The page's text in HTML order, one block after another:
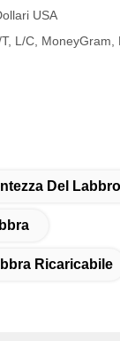
USA
L/C, MoneyGram,
Del Labbro
Ricaricabile